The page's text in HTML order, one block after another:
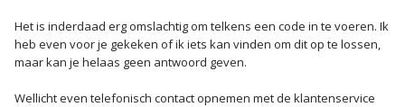
Het is inderdaad erg omslachtig om telkens een code in te voeren. Ik
heb even voor je gekeken of ik iets kan vinden om dit op te lossen,
maar kan je helaas geen antwoord geven.
Wellicht even telefonisch contact opnemen met de klantenservice